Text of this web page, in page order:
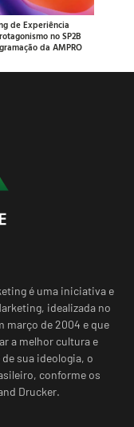
de Experiência
no SP2B
da AMPRO
é uma iniciativa e
idealizada no
março de 2004 e que
a melhor cultura e
sua ideologia, o
conforme os
Drucker.